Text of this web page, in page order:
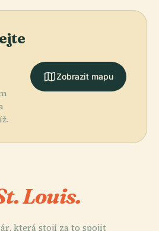
Zobrazit mapu
Louis.
která stojí za to spojit